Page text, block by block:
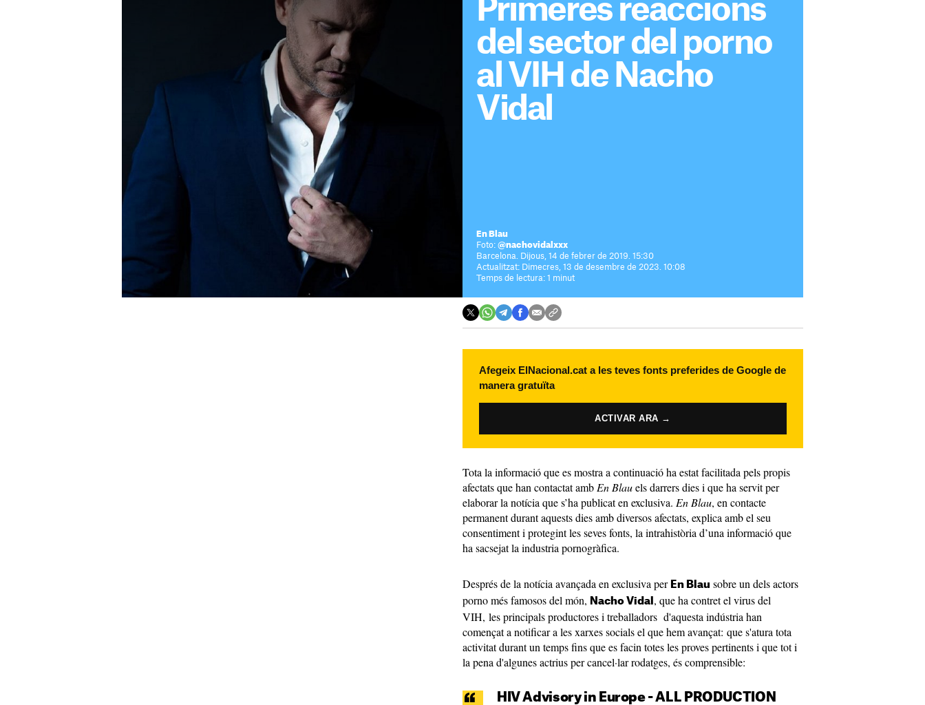
Primeres reaccions
del sector del porno
al VIH de Nacho
Vidal
En Blau
Foto: @nachovidalxxx
Barcelona. Dijous, 14 de febrer de 2019. 15:30
Actualitzat: Dimecres, 13 de desembre de 2023. 10:08
Temps de lectura: 1 minut
Afegeix ElNacional.cat a les teves fonts preferides de Google de
manera gratuïta
ACTIVAR ARA →
Tota la informació que es mostra a continuació ha estat facilitada pels propis
afectats que han contactat amb En Blauels darrers dies i que ha servit per
elaborar la notícia que s’ha publicat en exclusiva. En Blau, en contacte
permanent durant aquests dies amb diversos afectats, explica amb el seu
consentiment i protegint les seves fonts, la intrahistòria d’una informació que
ha sacsejat la industria pornogràfica.
Després de la notícia avançada en exclusiva per En Blau sobre un dels actors
porno més famosos del món, Nacho Vidal , que ha contret el virus del
VIH, les principals productores i treballadors d'aquesta indústria han
començat a notificar a les xarxes socials el que hem avançat: que s'atura tota
activitat durant un temps fins que es facin totes les proves pertinents i que tot i
la pena d'algunes actrius per cancel·lar rodatges, és comprensible:
HIV Advisory in Europe - ALL PRODUCTION